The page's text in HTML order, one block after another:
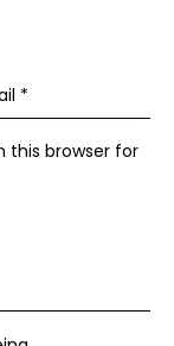
this browser for